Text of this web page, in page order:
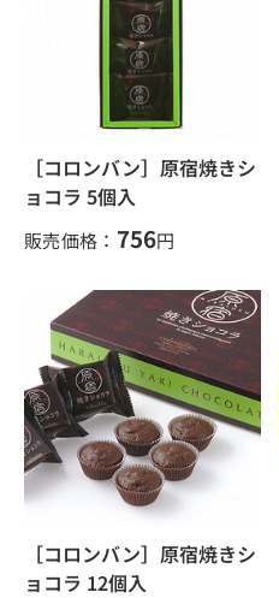
［コロンバン］原宿焼きシ
ョコラ 5個入
販売価格： 756円
［コロンバン］原宿焼きシ
ョコラ 12個入